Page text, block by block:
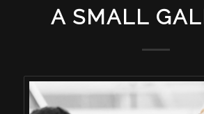
A SMALL